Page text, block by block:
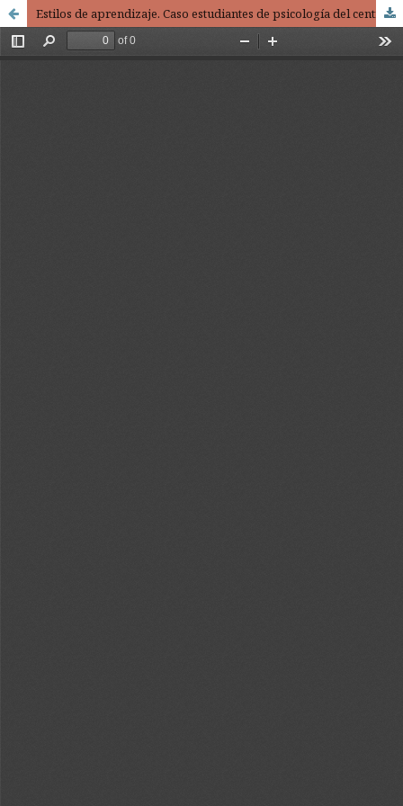
Estilos de aprendizaje. Caso estudiantes de psicología del centro universitario UAEM Temascaltepec / Learning styles. Case psychology students of the University Center UAEM Temascaltepec